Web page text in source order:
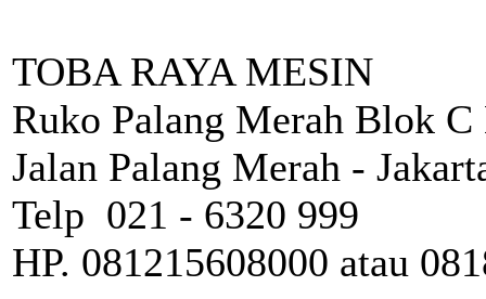
TOBA RAYA MESIN
Ruko Palang Merah Blok C
Jalan Palang Merah -
Telp 021 - 6320 999
HP. 081215608000 atau